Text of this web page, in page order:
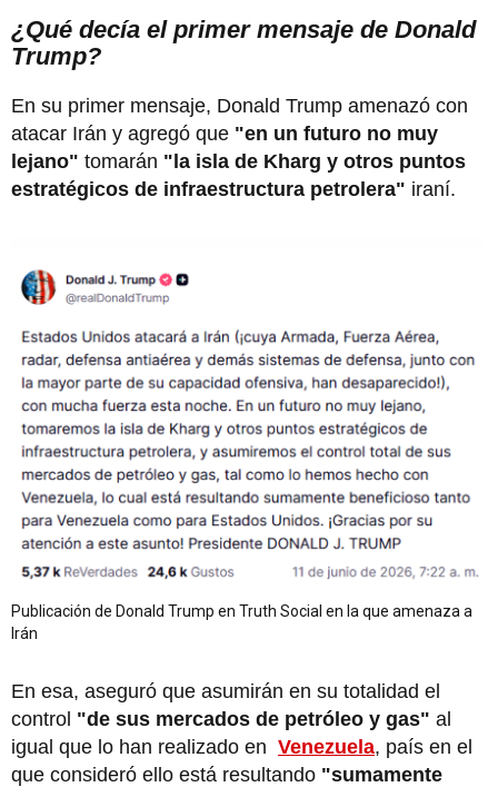
¿Qué decía el primer mensaje de Donald
Trump?
En su primer mensaje, Donald Trump amenazó con
atacar Irán y agregó que "en un futuro no muy
lejano" tomarán "la isla de Kharg y otros puntos
estratégicos de infraestructura petrolera" iraní.
Publicación de Donald Trump en Truth Social en la que amenaza a
Irán
En esa, aseguró que asumirán en su totalidad el
control "de sus mercados de petróleo y gas" al
igual que lo han realizado en Venezuela, país en el
que consideró ello está resultando "sumamente